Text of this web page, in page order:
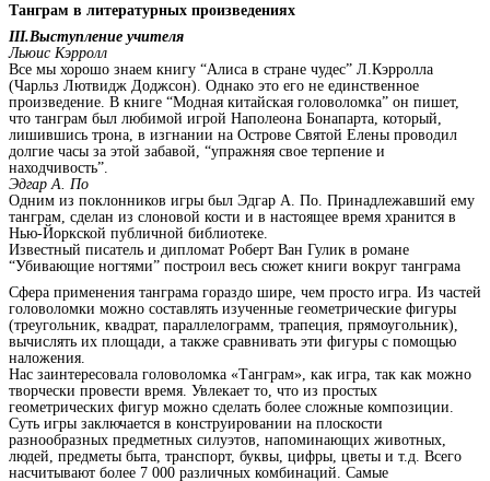
Танграм в литературных произведениях
III.Выступление учителя
Льюис Кэрролл
Все мы хорошо знаем книгу “Алиса в стране чудес” Л.Кэрролла
(Чарльз Лютвидж Доджсон). Однако это его не единственное
произведение. В книге “Модная китайская головоломка” он пишет,
что танграм был любимой игрой Наполеона Бонапарта, который,
лишившись трона, в изгнании на Острове Святой Елены проводил
долгие часы за этой забавой, “упражняя свое терпение и
находчивость”.
Эдгар А. По
Одним из поклонников игры был Эдгар А. По. Принадлежавший ему
танграм, сделан из слоновой кости и в настоящее время хранится в
Нью-Йоркской публичной библиотеке.
Известный писатель и дипломат Роберт Ван Гулик в романе
“Убивающие ногтями” построил весь сюжет книги вокруг танграма
Сфера применения танграма гораздо шире, чем просто игра. Из частей
головоломки можно составлять изученные геометрические фигуры
(треугольник, квадрат, параллелограмм, трапеция, прямоугольник),
вычислять их площади, а также сравнивать эти фигуры с помощью
наложения.
Нас заинтересовала головоломка «Танграм», как игра, так как можно
творчески провести время. Увлекает то, что из простых
геометрических фигур можно сделать более сложные композиции.
Суть игры заключается в конструировании на плоскости
разнообразных предметных силуэтов, напоминающих животных,
людей, предметы быта, транспорт, буквы, цифры, цветы и т.д. Всего
насчитывают более 7 000 различных комбинаций. Самые